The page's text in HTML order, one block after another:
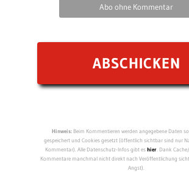
Abo ohne Kommentar
Hinweis:Beim Kommentieren werden angegebene Daten
gespeichert und Cookies gesetzt (öffentlich sichtbar sind nur
Kommentar). Alle Datenschutz-Infos gibt eshier. Dank
Kommentare manchmal nicht direkt nach Veröffentlichung
Angst).